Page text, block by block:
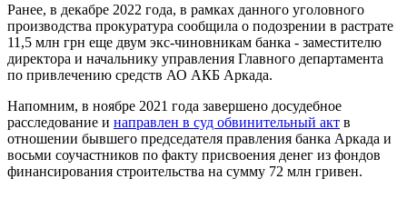
Ранее, в декабре 2022 года, в рамках данного уголовного
производства прокуратура сообщила о подозрении в растрате
11,5 млн грн еще двум экс-чиновникам банка - заместителю
директора и начальнику управления Главного департамента
по привлечению средств АО АКБ Аркада.
Напомним, в ноябре 2021 года завершено досудебное
расследование и направлен в суд обвинительный акт в
отношении бывшего председателя правления банка Аркада и
восьми соучастников по факту присвоения денег из фондов
финансирования строительства на сумму 72 млн гривен.